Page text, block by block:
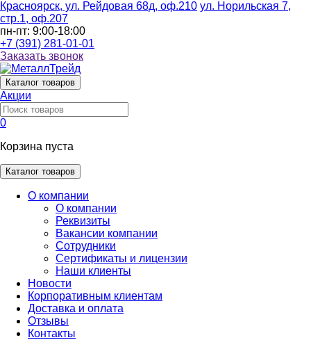
Красноярск, ул. Рейдовая 68д, оф.210 ул. Норильская 7,
стр.1, оф.207
пн-пт: 9:00-18:00
+7 (391) 281-01-01
Заказать звонок
Каталог товаров
Акции
0
Корзина пуста
Каталог товаров
О компании
О компании
Реквизиты
Вакансии компании
Сотрудники
Сертификаты и лицензии
Наши клиенты
Новости
Корпоративным клиентам
Доставка и оплата
Отзывы
Контакты